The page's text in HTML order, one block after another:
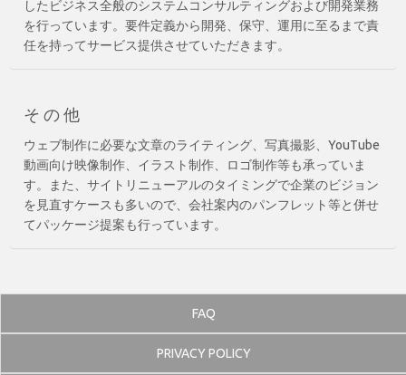
したビジネス全般のシステムコンサルティングおよび開発業務
を行っています。要件定義から開発、保守、運用に至るまで責
任を持ってサービス提供させていただきます。
その他
ウェブ制作に必要な文章のライティング、写真撮影、YouTube
動画向け映像制作、イラスト制作、ロゴ制作等も承っていま
す。また、サイトリニューアルのタイミングで企業のビジョン
を見直すケースも多いので、会社案内のパンフレット等と併せ
てパッケージ提案も行っています。
FAQ
PRIVACY POLICY